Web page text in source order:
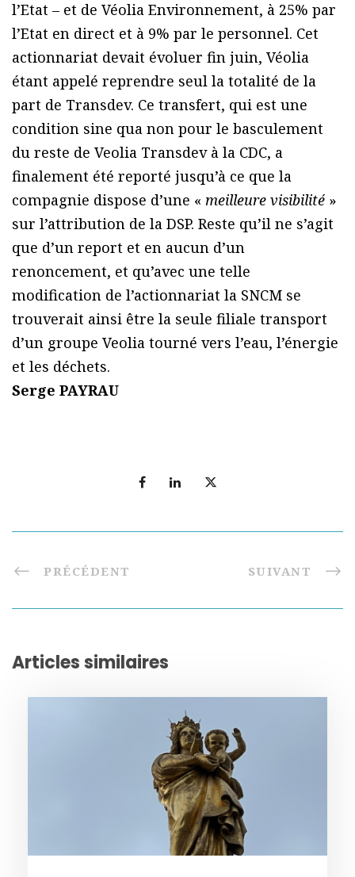
l’Etat – et de Véolia Environnement, à 25% par
l’Etat en direct et à 9% par le personnel. Cet
actionnariat devait évoluer fin juin, Véolia
étant appelé reprendre seul la totalité de la
part de Transdev. Ce transfert, qui est une
condition sine qua non pour le basculement
du reste de Veolia Transdev à la CDC, a
finalement été reporté jusqu’à ce que la
compagnie dispose d’une « meilleure visibilité »
sur l’attribution de la DSP. Reste qu’il ne s’agit
que d’un report et en aucun d’un
renoncement, et qu’avec une telle
modification de l’actionnariat la SNCM se
trouverait ainsi être la seule filiale transport
d’un groupe Veolia tourné vers l’eau, l’énergie
et les déchets.
Serge PAYRAU
PRÉCÉDENT SUIVANT
Articles similaires